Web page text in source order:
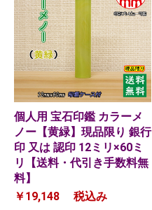
個人用 宝石印鑑 カラーメ
ノー【黄緑】現品限り 銀行
印 又は 認印 12ミリ×60ミ
リ【送料・代引き手数料無
料】
￥19,148
税込み